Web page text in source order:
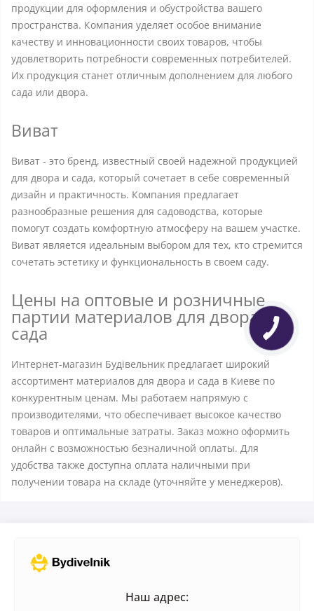
продукции для оформления и обустройства вашего
пространства. Компания уделяет особое внимание
качеству и инновационности своих товаров, чтобы
удовлетворить потребности современных потребителей.
Их продукция станет отличным дополнением для любого
сада или двора.
Виват
Виват - это бренд, известный своей надежной продукцией
для двора и сада, который сочетает в себе современный
дизайн и практичность. Компания предлагает
разнообразные решения для садоводства, которые
помогут создать комфортную атмосферу на вашем участке.
Виват является идеальным выбором для тех, кто стремится
сочетать эстетику и функциональность в своем саду.
Цены на оптовые и розничные
партии материалов для двора и
сада
Интернет-магазин Будівельник предлагает широкий
ассортимент материалов для двора и сада в Киеве по
конкурентным ценам. Мы работаем напрямую с
производителями, что обеспечивает высокое качество
товаров и оптимальные затраты. Заказ можно оформить
онлайн с возможностью безналичной оплаты. Для
удобства также доступна оплата наличными при
получении товара на складе (уточняйте у менеджеров).
Наш адрес: